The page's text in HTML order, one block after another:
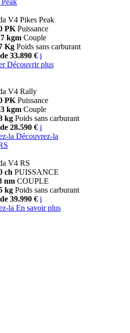
V4 Pikes Peak
PK Puissance
kgm Couple
Kg Poids sans carburant
33.890 € i
Découvrir plus
V4 Rally
PK Puissance
kgm Couple
kg Poids sans carburant
28.590 € i
la Découvrez-la
V4 RS
ch PUISSANCE
nm COUPLE
kg Poids sans carburant
39.990 € i
la En savoir plus